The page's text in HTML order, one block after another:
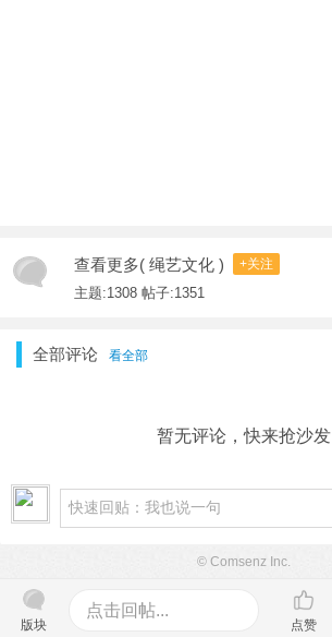
查看更多( 绳艺文化 ) +关注
主题:1308 帖子:1351
全部评论 看全部
暂无评论，快来抢沙发
版块
点击回帖...
点赞
© Comsenz Inc.